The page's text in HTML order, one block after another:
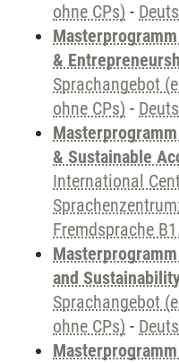
ohne CPs) -
&
Sprachangebot
ohne CPs) -
& Sustainable
International
Fremdsprache
and
Sprachangebot
ohne CPs) -